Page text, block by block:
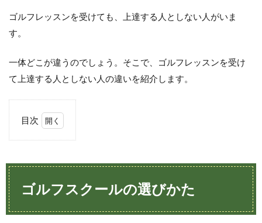
ゴルフレッスンを受けても、上達する人としない人がいま
す。
一体どこが違うのでしょう。そこで、ゴルフレッスンを受け
て上達する人としない人の違いを紹介します。
目次
ク
ル
ゴルフスクールの選びかた